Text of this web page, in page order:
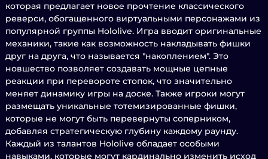
которая предлагает новое прочтение классического
реверси, обогащенного виртуальными персонажами из
популярной группы Hololive. Игра вводит оригинальные
механики, такие как возможность накладывать фишки
друг на друга, что называется "накоплением". Это
новшество позволяет создавать мощные цепные
реакции при перевороте стопок, что значительно
меняет динамику игры на доске. Также игроки могут
размещать уникальные тотемизированные фишки,
которые не могут быть перевернуты соперником,
добавляя стратегическую глубину каждому раунду.
Каждый из талантов Hololive обладает особыми
навыками, которые могут кардинально изменить исход